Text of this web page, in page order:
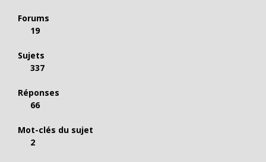
Forums
19
Sujets
337
Réponses
66
Mot-clés du sujet
2